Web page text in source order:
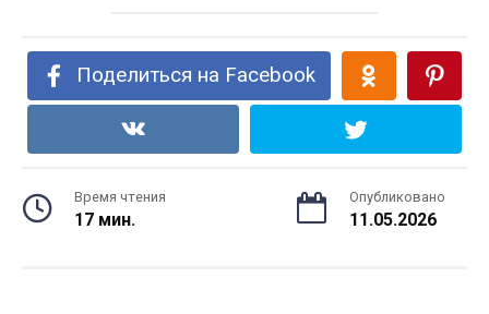
Поделиться на Facebook
Время чтения
17 мин.
Опубликовано
11.05.2026